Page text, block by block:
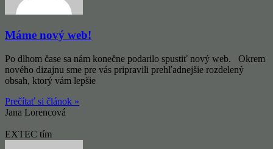
Máme nový web!
Po dlhom čase sa nám konečne podarilo spustiť nový web. Okrem
nového dizajnu sme pre vás pripravili prehľadnejšie rozdelený
obsah, ktorý vám lepšie
Prečítať si článok »
Jana Lorencová
EXTEC tím